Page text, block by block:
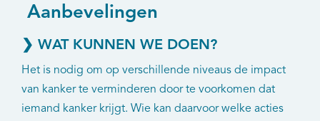
Aanbevelingen
❯ WAT KUNNEN WE DOEN?
Het is nodig om op verschillende niveaus de impact
van kanker te verminderen door te voorkomen dat
iemand kanker krijgt. Wie kan daarvoor welke acties